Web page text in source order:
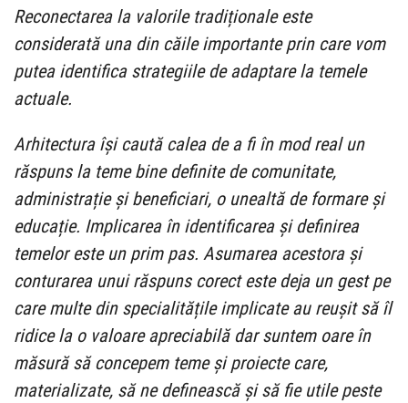
Reconectarea la valorile tradiționale este
considerată una din căile importante prin care vom
putea identifica strategiile de adaptare la temele
actuale.
Arhitectura își caută calea de a fi în mod real un
răspuns la teme bine definite de comunitate,
administrație și beneficiari, o unealtă de formare și
educație. Implicarea în identificarea și definirea
temelor este un prim pas. Asumarea acestora și
conturarea unui răspuns corect este deja un gest pe
care multe din specialitățile implicate au reușit să îl
ridice la o valoare apreciabilă dar suntem oare în
măsură să concepem teme și proiecte care,
materializate, să ne definească și să fie utile peste